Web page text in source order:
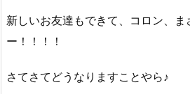
新しいお友達もできて、コロン、
ー！！！！
さてさてどうなりますことやら♪